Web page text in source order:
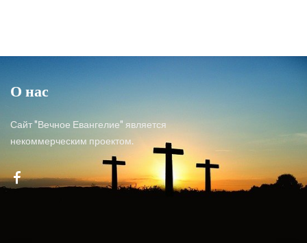
О нас
Сайт "Вечное Евангелие" является
некоммерческим проектом.